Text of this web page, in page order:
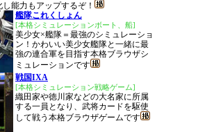
能力もアップするぞ！
艦隊これくしょん
[本格シミュレーションボート、船]
美少女×艦隊＝最強のシミュレーショ
ン！かわいい美少女艦隊と一緒に最
強の連合軍を目指す本格ブラウザシ
ミュレーションです
戦国IXA
[本格シミュレーション戦略ゲーム]
織田家や徳川家などの大名家に所属
する一員となり、武将カードを駆使
して戦う本格ブラウザゲームです